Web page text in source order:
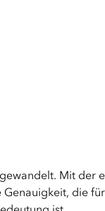
Mit der
die